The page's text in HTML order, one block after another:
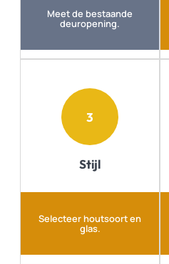
Meet de bestaande
deuropening.
3
Stijl
Selecteer houtsoort en
glas.